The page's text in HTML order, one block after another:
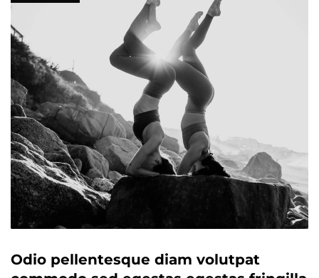
Odio pellentesque diam volutpat